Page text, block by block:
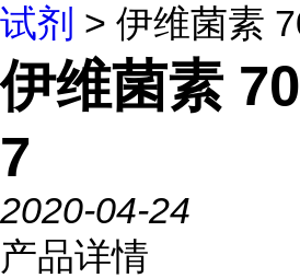
试剂 > 伊维菌素
伊维菌素
7
2020-04-24
产品详情